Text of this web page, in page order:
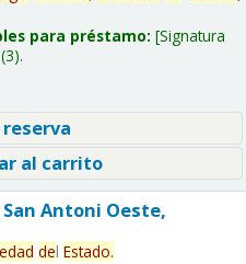
para préstamo: Signatura
(3).
al carrito
Antoni Oeste,
del Estado.